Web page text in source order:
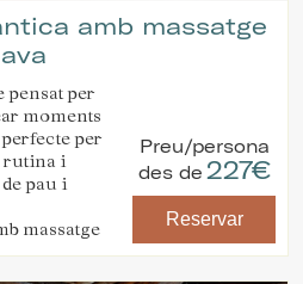
localitzador
amb massatge
pensat per
moments
per
rutina i
pau i
massatge
Preu/persona
des de 227€
Reservar